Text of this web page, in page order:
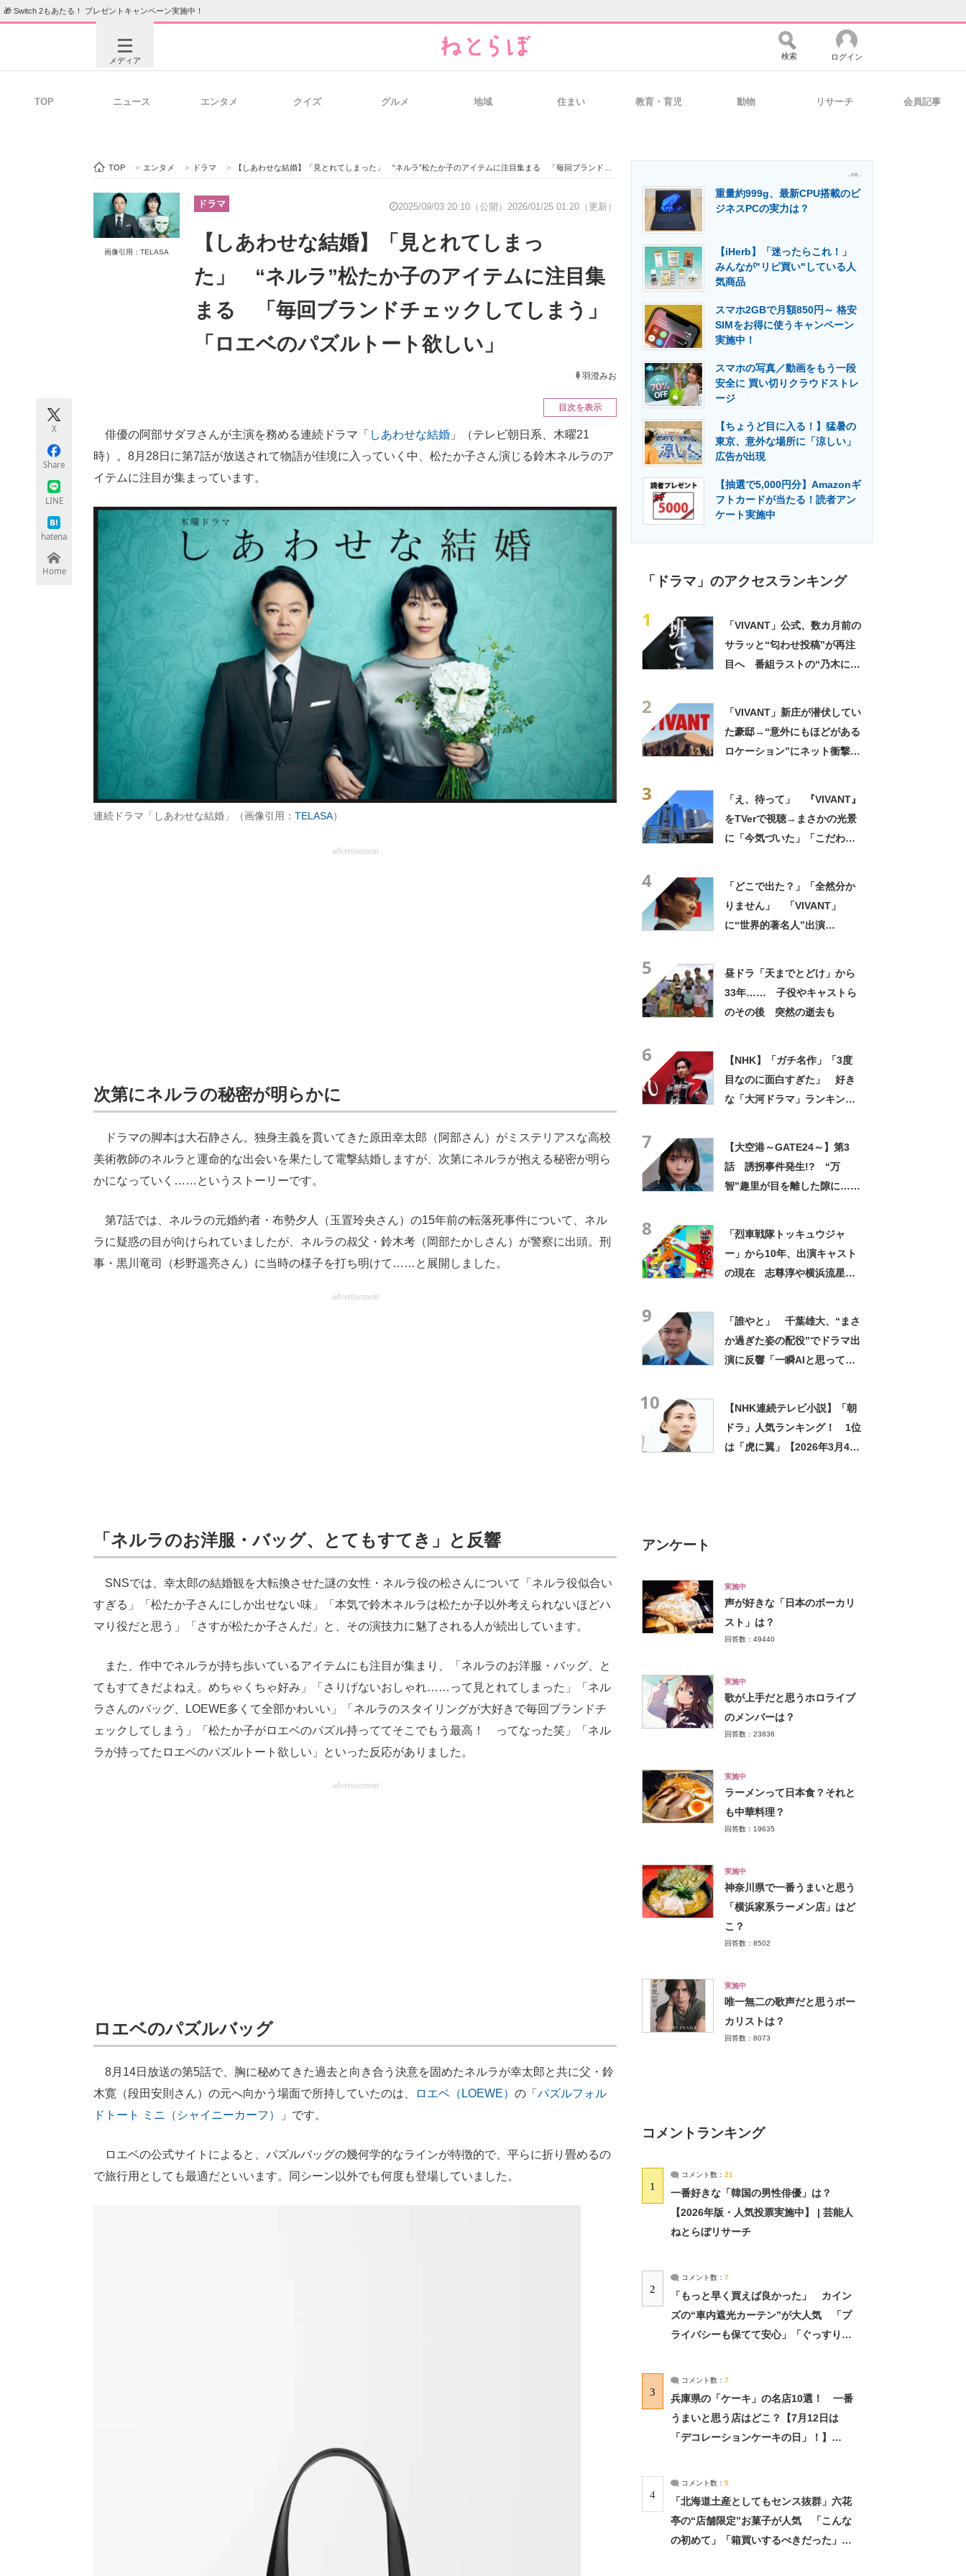
🎁 Switch 2もあたる！ プレゼントキャンペーン実施中！
メディア
ビジネスと働き方のヒント 経営リーダーのコミュニティ マーケ×ITの今がよく分かる
製造業のIT導入・活用を支援
モノづくり技術者専門サイト エレクトロニクス専門サイト エネルギーの専門メディア 建設×テクノロジーの最前線
検索 ログイン
TOP ニュース エンタメ クイズ グルメ 地域 住まい 教育・育児 動物 リサーチ 会員記事
TOP > エンタメ > ドラマ > 【しあわせな結婚】「見とれてしまった」 “ネルラ”松たか子のアイテムに注目集まる 「毎回ブランドチェックしてしまう」「ロエベのパズルトート欲しい」
画像引用：TELASA
ドラマ 2025/09/03 20:10（公開） 2026/01/25 01:20（更新）
【しあわせな結婚】「見とれてしまっ
た」 “ネルラ”松たか子のアイテムに注目集
まる 「毎回ブランドチェックしてしまう」
「ロエベのパズルトート欲しい」
羽澄みお
X
Share
LINE
hatena
Home
目次を表示
俳優の阿部サダヲさんが主演を務める連続ドラマ「 しあわせな結婚 」（テレビ朝日系、木曜21
時）。8月28日に第7話が放送されて物語が佳境に入っていく中、松たか子さん演じる鈴木ネルラのア
イテムに注目が集まっています。
連続ドラマ「しあわせな結婚」（画像引用： TELASA）
advertisement
次第にネルラの秘密が明らかに
ドラマの脚本は大石静さん。独身主義を貫いてきた原田幸太郎（阿部さん）がミステリアスな高校
美術教師のネルラと運命的な出会いを果たして電撃結婚しますが、次第にネルラが抱える秘密が明ら
かになっていく……というストーリーです。
第7話では、ネルラの元婚約者・布勢夕人（玉置玲央さん）の15年前の転落死事件について、ネル
ラに疑惑の目が向けられていましたが、ネルラの叔父・鈴木考（岡部たかしさん）が警察に出頭。刑
事・黒川竜司（杉野遥亮さん）に当時の様子を打ち明けて……と展開しました。
advertisement
「ネルラのお洋服・バッグ、とてもすてき」と反響
SNSでは、幸太郎の結婚観を大転換させた謎の女性・ネルラ役の松さんについて「ネルラ役似合い
すぎる」「松たか子さんにしか出せない味」「本気で鈴木ネルラは松たか子以外考えられないほどハ
マり役だと思う」「さすが松たか子さんだ」と、その演技力に魅了される人が続出しています。
また、作中でネルラが持ち歩いているアイテムにも注目が集まり、「ネルラのお洋服・バッグ、と
てもすてきだよねえ。めちゃくちゃ好み」「さりげないおしゃれ……って見とれてしまった」「ネル
ラさんのバッグ、LOEWE多くて全部かわいい」「ネルラのスタイリングが大好きで毎回ブランドチ
ェックしてしまう」「松たか子がロエベのパズル持っててそこでもう最高！ ってなった笑」「ネル
ラが持ってたロエベのパズルトート欲しい」といった反応がありました。
advertisement
ロエベのパズルバッグ
8月14日放送の第5話で、胸に秘めてきた過去と向き合う決意を固めたネルラが幸太郎と共に父・鈴
木寛（段田安則さん）の元へ向かう場面で所持していたのは、
ロエベ（LOEWE） の「 パズルフォル
ドトート ミニ（シャイニーカーフ）
」です。
ロエベの公式サイトによると、パズルバッグの幾何学的なラインが特徴的で、平らに折り畳めるの
で旅行用としても最適だといいます。同シーン以外でも何度も登場していました。
- PR -
重量約999g、最新CPU搭載のビ
ジネスPCの実力は？
【iHerb】「迷ったらこれ！」
みんなが"リピ買い"している人
気商品
スマホ2GBで月額850円～ 格安
SIMをお得に使うキャンペーン
実施中！
スマホの写真／動画をもう一段
安全に 買い切りクラウドストレ
ージ
【ちょうど目に入る！】猛暑の
東京、意外な場所に「涼しい」
広告が出現
【抽選で5,000円分】Amazonギ
フトカードが当たる！読者アン
ケート実施中
「ドラマ」のアクセスランキング
1
「VIVANT」公式、数カ月前の
サラッと“匂わせ投稿”が再注
目へ 番組ラストの“乃木にら
2
「VIVANT」新庄が潜伏してい
た豪邸→“意外にもほどがある
ロケーション”にネット衝撃
3
「え、待って」 『VIVANT』
をTVerで視聴→まさかの光景
に「今気づいた」「こだわり
4
「どこで出た？」「全然分か
りません」 「VIVANT」
に“世界的著名人”出演
5
昼ドラ「天までとどけ」から
33年…… 子役やキャストら
のその後 突然の逝去も
6
【NHK】「ガチ名作」「3度
目なのに面白すぎた」 好き
な「大河ドラマ」ランキン
7
【大空港～GATE24～】第3
話 誘拐事件発生!? “万
智”趣里が目を離した隙に……
8
「烈車戦隊トッキュウジャ
ー」から10年、出演キャスト
の現在 志尊淳や横浜流星ら
9
「誰やと」 千葉雄大、“まさ
か過ぎた姿の配役”でドラマ出
演に反響「一瞬AIと思ってし
10
【NHK連続テレビ小説】「朝
ドラ」人気ランキング！ 1位
は「虎に翼」【2026年3月4日
アンケート
実施中
声が好きな「日本のボーカリ
スト」は？
回答数：49440
実施中
歌が上手だと思うホロライブ
のメンバーは？
回答数：23836
実施中
ラーメンって日本食？それと
も中華料理？
回答数：19635
実施中
神奈川県で一番うまいと思う
「横浜家系ラーメン店」はど
こ？
回答数：8502
実施中
唯一無二の歌声だと思うボー
カリストは？
回答数：8073
コメントランキング
1
コメント数： 21
一番好きな「韓国の男性俳優」は？
【2026年版・人気投票実施中】 | 芸能人
ねとらぼリサーチ
2
コメント数： 7
「もっと早く買えば良かった」 カイン
ズの“車内遮光カーテン”が大人気 「プ
ライバシーも保てて安心」「ぐっすり眠
3
コメント数： 7
兵庫県の「ケーキ」の名店10選！ 一番
うまいと思う店はどこ？【7月12日は
「デコレーションケーキの日」！】
4
コメント数： 5
「北海道土産としてもセンス抜群」六花
亭の“店舗限定”お菓子が人気 「こんな
の初めて」「箱買いするべきだった」